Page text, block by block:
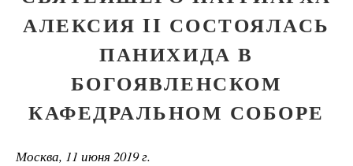
АЛЕКСИЯ II СОСТОЯЛАСЬ
ПАНИХИДА В
БОГОЯВЛЕНСКОМ
КАФЕДРАЛЬНОМ СОБОРЕ
Москва, 11 июня 2019 г.